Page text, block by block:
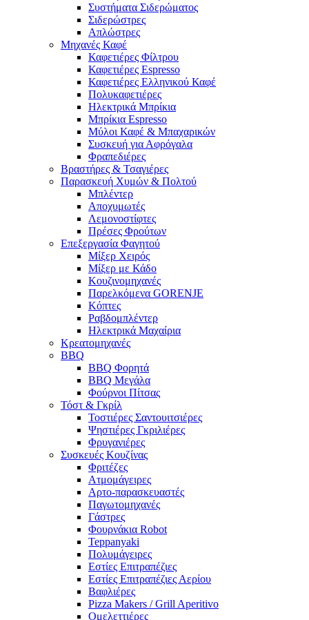
Συστήματα Σιδερώματος
Σιδερώστρες
Απλώστρες
Μηχανές Καφέ
Καφετιέρες Φίλτρου
Καφετιέρες Espresso
Καφετιέρες Ελληνικού Καφέ
Πολυκαφετιέρες
Ηλεκτρικά Μπρίκια
Μπρίκια Espresso
Μύλοι Καφέ & Μπαχαρικών
Συσκευή για Αφρόγαλα
Φραπεδιέρες
Βραστήρες & Τσαγιέρες
Παρασκευή Χυμών & Πολτού
Μπλέντερ
Αποχυμωτές
Λεμονοστίφτες
Πρέσες Φρούτων
Επεξεργασία Φαγητού
Μίξερ Χειρός
Μίξερ με Κάδο
Κουζινομηχανές
Παρελκόμενα GORENJE
Κόπτες
Ραβδομπλέντερ
Ηλεκτρικά Μαχαίρια
Κρεατομηχανές
BBQ
BBQ Φορητά
BBQ Μεγάλα
Φούρνοι Πίτσας
Τόστ & Γκρίλ
Τοστιέρες Σαντουιτσιέρες
Ψηστιέρες Γκριλιέρες
Φρυγανιέρες
Συσκευές Κουζίνας
Φριτέζες
Ατμομάγειρες
Αρτο-παρασκευαστές
Παγωτομηχανές
Γάστρες
Φουρνάκια Robot
Teppanyaki
Πολυμάγειρες
Εστίες Επιτραπέζιες
Εστίες Επιτραπέζιες Αερίου
Βαφλιέρες
Pizza Makers / Grill Aperitivo
Ομελεττιέρες